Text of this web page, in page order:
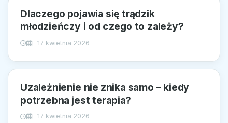
Dlaczego pojawia się trądzik
młodzieńczy i od czego to zależy?
17 kwietnia 2026
Uzależnienie nie znika samo – kiedy
potrzebna jest terapia?
17 kwietnia 2026